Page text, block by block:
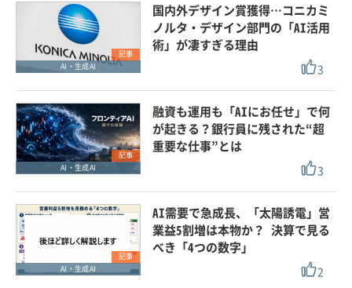
記事
AI・生成AI
国内外デザイン賞獲得…コニカミ
ノルタ・デザイン部門の「AI活用
術」が凄すぎる理由
3
記事
AI・生成AI
融資も運用も「AIにお任せ」で何
が起きる？銀行員に残された“超
重要な仕事”とは
3
記事
AI・生成AI
AI需要で急成長、「太陽誘電」営
業益5割増は本物か？ 決算で見る
べき「4つの数字」
2